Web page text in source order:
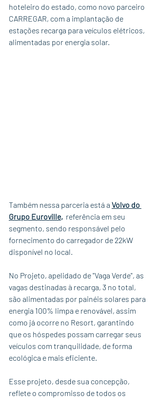
hoteleiro do estado, como novo parceiro
CARREGAR, com a implantação de
estações recarga para veículos elétricos,
alimentadas por energia solar.
Também nessa parceria está a Volvo do
Grupo Euroville, referência em seu
segmento, sendo responsável pelo
fornecimento do carregador de 22kW
disponível no local.
No Projeto, apelidado de "Vaga Verde", as
vagas destinadas à recarga, 3 no total,
são alimentadas por painéis solares para
energia 100% limpa e renovável, assim
como já ocorre no Resort, garantindo
que os hóspedes possam carregar seus
veículos com tranquilidade, de forma
ecológica e mais eficiente.
Esse projeto, desde sua concepção,
reflete o compromisso de todos os